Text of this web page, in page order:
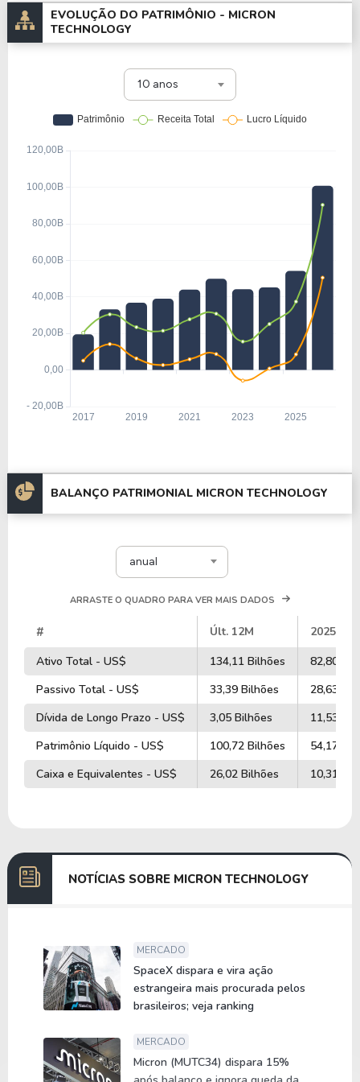
EVOLUÇÃO DO PATRIMÔNIO - MICRON
TECHNOLOGY
10 anos
BALANÇO PATRIMONIAL MICRON TECHNOLOGY
anual
ARRASTE O QUADRO PARA VER MAIS DADOS
# Últ. 12M
2025
Ativo Total - US$
134,11 Bilhões
82,80
Passivo Total - US$
33,39 Bilhões
28,63
Dívida de Longo Prazo - US$
3,05 Bilhões
11,53
Patrimônio Líquido - US$
100,72 Bilhões
54,17
Caixa e Equivalentes - US$
26,02 Bilhões 10,31
NOTÍCIAS SOBRE MICRON TECHNOLOGY
MERCADO
SpaceX dispara e vira ação
estrangeira mais procurada pelos
brasileiros; veja ranking
MERCADO
Micron (MUTC34) dispara 15%